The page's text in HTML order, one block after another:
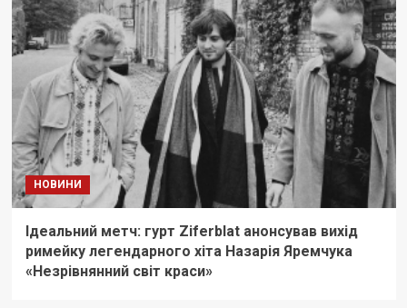
НОВИНИ
Ідеальний метч: гурт Ziferblat анонсував вихід
римейку легендарного хіта Назарія Яремчука
«Незрівнянний світ краси»